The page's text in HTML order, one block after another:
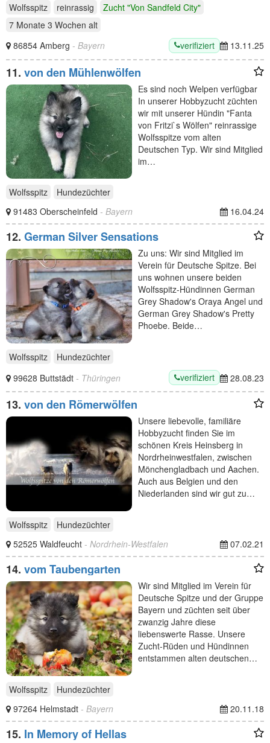
Wolfsspitz reinrassig
Zucht "Von Sandfeld City"
7 Monate 3 Wochen alt
86854 Amberg - Bayern verifiziert 13.11.25
11. von den Mühlenwölfen
Es sind noch Welpen verfügbar
In unserer Hobbyzucht züchten
wir mit unserer Hündin "Fanta
von Fritzi`s Wölfen" reinrassige
Wolfsspitze vom alten
Deutschen Typ. Wir sind Mitglied
im…
Wolfsspitz
Hundezüchter
91483 Oberscheinfeld - Bayern 16.04.24
12. German Silver Sensations
Zu uns: Wir sind Mitglied im
Verein für Deutsche Spitze. Bei
uns wohnen unsere beiden
Wolfsspitz-Hündinnen German
Grey Shadow's Oraya Angel und
German Grey Shadow's Pretty
Phoebe. Beide…
Wolfsspitz
Hundezüchter
99628 Buttstädt - Thüringen verifiziert 28.08.23
13. von den Römerwölfen
Unsere liebevolle, familiäre
Hobbyzucht finden Sie im
schönen Kreis Heinsberg in
Nordrheinwestfalen, zwischen
Mönchengladbach und Aachen.
Auch aus Belgien und den
Niederlanden sind wir gut zu…
Wolfsspitz
Hundezüchter
52525 Waldfeucht - Nordrhein-Westfalen 07.02.21
14. vom Taubengarten
Wir sind Mitglied im Verein für
Deutsche Spitze und der Gruppe
Bayern und züchten seit über
zwanzig Jahre diese
liebenswerte Rasse. Unsere
Zucht-Rüden und Hündinnen
entstammen alten deutschen…
Wolfsspitz
Hundezüchter
97264 Helmstadt - Bayern 20.11.18
15. In Memory of Hellas